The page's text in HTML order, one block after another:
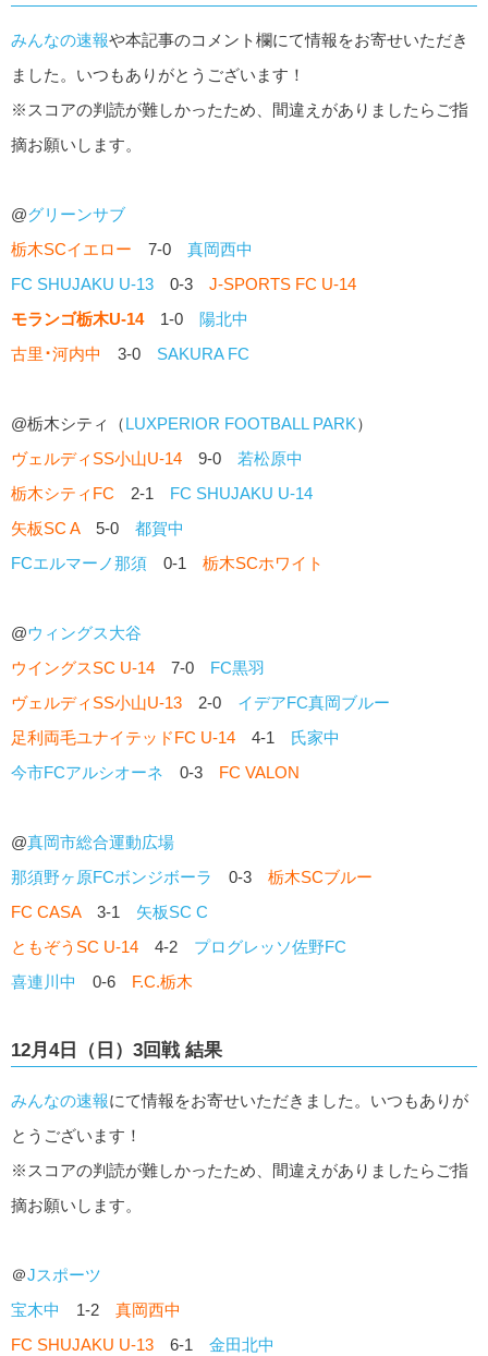
みんなの速報や本記事のコメント欄にて情報をお寄せいただき
ました。いつもありがとうございます！
※スコアの判読が難しかったため、間違えがありましたらご指
摘お願いします。
@グリーンサブ
栃木SCイエロー 7-0 真岡西中
FC SHUJAKU U-13 0-3 J-SPORTS FC U-14
モランゴ栃木U-141-0 陽北中
古里 ･河内中 3-0 SAKURA FC
@栃木シティ（LUXPERIOR FOOTBALL PARK）
ヴェルディSS小山U-14 9-0 若松原中
栃木シティFC 2-1 FC SHUJAKU U-14
矢板SC A5-0 都賀中
FCエルマーノ那須 0-1 栃木SCホワイト
@ウィングス大谷
ウイングスSC U-14 7-0 FC黒羽
ヴェルディSS小山U-13 2-0 イデアFC真岡ブルー
足利両毛ユナイテッドFC U-14 4-1 氏家中
今市FCアルシオーネ 0-3 FC VALON
@真岡市総合運動広場
那須野ヶ原FCボンジボーラ
0-3 栃木SCブルー
FC CASA3-1 矢板SC C
ともぞうSC U-14 4-2 プログレッソ佐野FC
喜連川中
0-6 F.C.栃木
12月4日（日）3回戦 結果
みんなの速報にて情報をお寄せいただきました。いつもありが
とうございます！
※スコアの判読が難しかったため、間違えがありましたらご指
摘お願いします。
＠Jスポーツ
宝木中
1-2 真岡西中
FC SHUJAKU U-13 6-1 金田北中